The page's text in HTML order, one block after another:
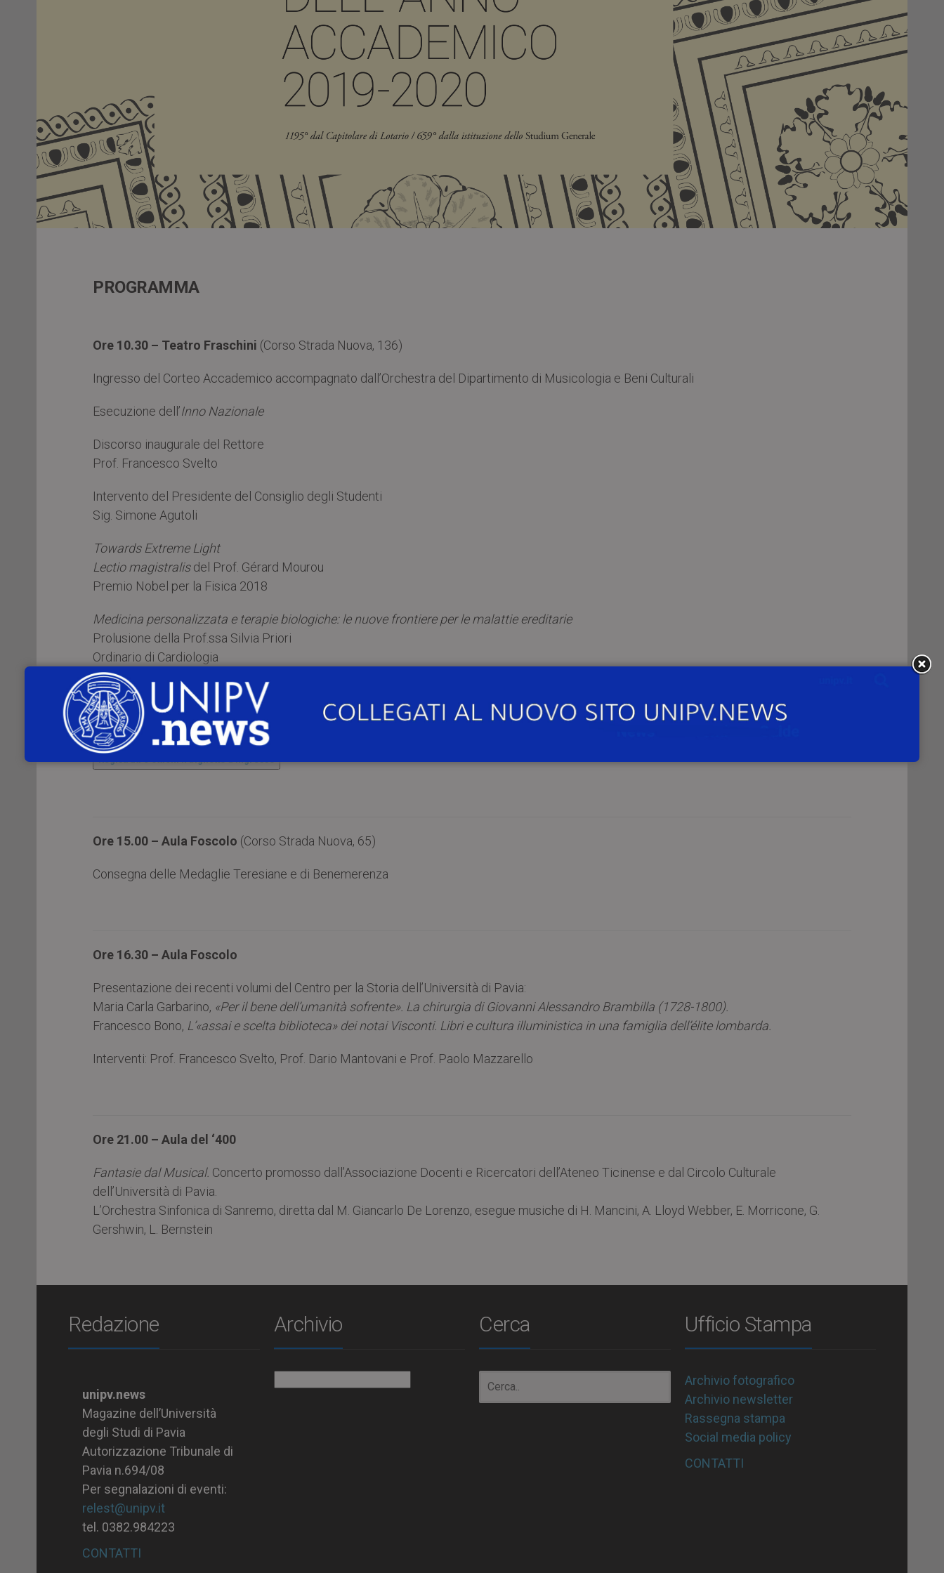
PROGRAMMA
Ore 10.30 – Teatro Fraschini (Corso Strada Nuova, 136)
Ingresso del Corteo Accademico accompagnato dall’Orchestra del Dipartimento di Musicologia e Beni Culturali
Esecuzione dell’Inno Nazionale
Discorso inaugurale del Rettore
Prof. Francesco Svelto
Intervento del Presidente del Consiglio degli Studenti
Sig. Simone Agutoli
Towards Extreme Light
Lectio magistralisdel Prof. Gérard Mourou
Premio Nobel per la Fisica 2018
Medicina personalizzata e terapie biologiche: le nuove frontiere per le malattie ereditarie
Prolusione della Prof.ssa Silvia Priori
Ordinario di Cardiologia
Gaudeamus igitureseguito dal Coro del Dipartimento di Musicologia e Beni Culturali
Uscita del Corteo Accademico
Registrati e ottieni il biglietto d’ingresso
Ore 15.00 – Aula Foscolo (Corso Strada Nuova, 65)
Consegna delle Medaglie Teresiane e di Benemerenza
Ore 16.30 – Aula Foscolo
Presentazione dei recenti volumi del Centro per la Storia dell’Università di Pavia:
Maria Carla Garbarino, «Per il bene dell’umanità sofrente». La chirurgia di Giovanni Alessandro Brambilla (1728-1800).
Francesco Bono, L’«assai e scelta biblioteca» dei notai Visconti. Libri e cultura illuministica in una famiglia dell’élite lombarda.
Interventi: Prof. Francesco Svelto, Prof. Dario Mantovani e Prof. Paolo Mazzarello
Ore 21.00 – Aula del ‘400
Fantasie dal Musical. Concerto promosso dall’Associazione Docenti e Ricercatori dell’Ateneo Ticinense e dal Circolo Culturale
dell’Università di Pavia.
L’Orchestra Sinfonica di Sanremo, diretta dal M. Giancarlo De Lorenzo, esegue musiche di H. Mancini, A. Lloyd Webber, E. Morricone, G.
Gershwin, L. Bernstein
Redazione
unipv.news
Magazine dell’Università
degli Studi di Pavia
Autorizzazione Tribunale di
Pavia n.694/08
Per segnalazioni di eventi:
relest@unipv.it
tel. 0382.984223
CONTATTI
Archivio Cerca Ufficio Stampa
Archivio fotografico
Archivio newsletter
Rassegna stampa
Social media policy
CONTATTI